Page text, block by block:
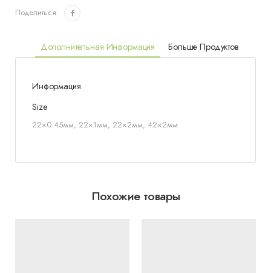
Поделиться:
Дополнительная Информация Больше Продуктов
Информация
Size
22×0.45мм, 22×1мм, 22×2мм, 42×2мм
Похожие товары